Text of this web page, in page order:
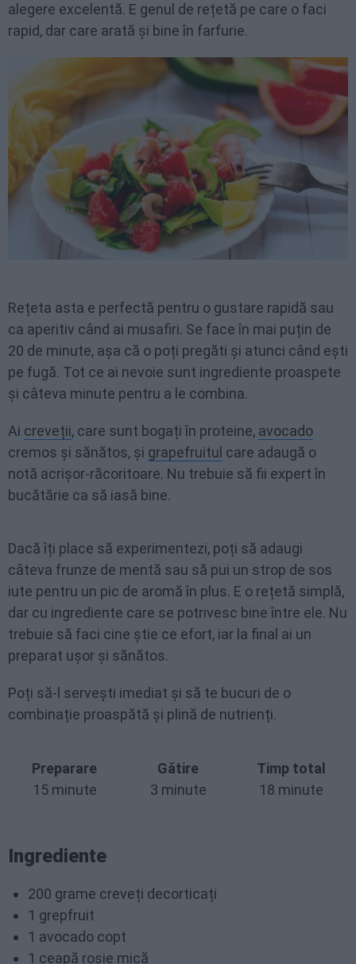
alegere excelentă. E genul de rețetă pe care o faci
rapid, dar care arată și bine în farfurie.
Rețeta asta e perfectă pentru o gustare rapidă sau
ca aperitiv când ai musafiri. Se face în mai puțin de
20 de minute, așa că o poți pregăti și atunci când ești
pe fugă. Tot ce ai nevoie sunt ingrediente proaspete
și câteva minute pentru a le combina.
Ai creveții, care sunt bogați în proteine, avocado
cremos și sănătos, și grapefruitul care adaugă o
notă acrișor-răcoritoare. Nu trebuie să fii expert în
bucătărie ca să iasă bine.
Dacă îți place să experimentezi, poți să adaugi
câteva frunze de mentă sau să pui un strop de sos
iute pentru un pic de aromă în plus. E o rețetă simplă,
dar cu ingrediente care se potrivesc bine între ele. Nu
trebuie să faci cine știe ce efort, iar la final ai un
preparat ușor și sănătos.
Poți să-l servești imediat și să te bucuri de o
combinație proaspătă și plină de nutrienți.
Preparare
15 minute
Gătire
3 minute
Timp total
18 minute
Ingrediente
200 grame creveți decorticați
1 grepfruit
1 avocado copt
1 ceapă roșie mică